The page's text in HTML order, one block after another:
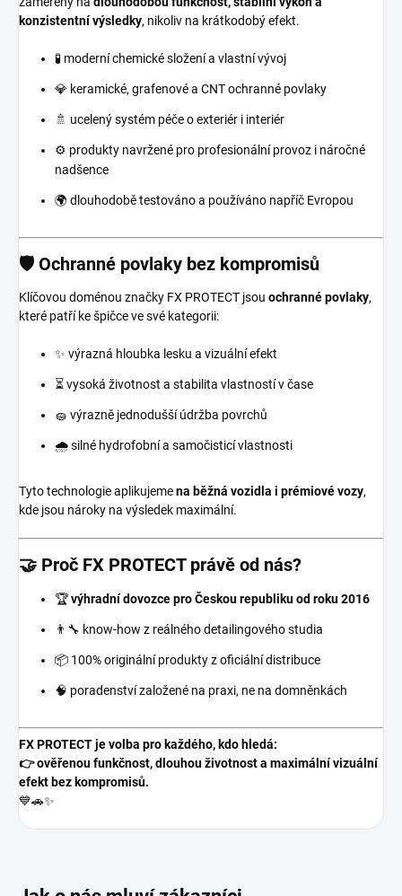
konzistentní výsledky, nikoliv na krátkodobý efekt.
🧪 moderní chemické složení a vlastní vývoj
💎 keramické, grafenové a CNT ochranné povlaky
🚿 ucelený systém péče o exteriér i interiér
⚙️ produkty navržené pro profesionální provoz i náročné
nadšence
🌍 dlouhodobě testováno a používáno napříč Evropou
🛡️ Ochranné povlaky bez kompromisů
Klíčovou doménou značky FX PROTECT jsou ochranné povlaky,
které patří ke špičce ve své kategorii:
✨ výrazná hloubka lesku a vizuální efekt
⏳ vysoká životnost a stabilita vlastností v čase
🧽 výrazně jednodušší údržba povrchů
🌧️ silné hydrofobní a samočisticí vlastnosti
Tyto technologie aplikujemena běžná vozidla i prémiové vozy,
kde jsou nároky na výsledek maximální.
🤝 Proč FX PROTECT právě od nás?
🏆výhradní dovozce pro Českou republiku od roku 2016
👨‍🔧 know-how z reálného detailingového studia
📦 100% originální produkty z oficiální distribuce
🧠 poradenství založené na praxi, ne na domněnkách
FX PROTECT je volba pro každého, kdo hledá:
👉 ověřenou funkčnost, dlouhou životnost a maximální vizuální
efekt bez kompromisů.
💙🚗✨